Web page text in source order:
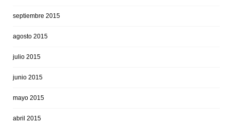
septiembre 2015
agosto 2015
julio 2015
junio 2015
mayo 2015
abril 2015